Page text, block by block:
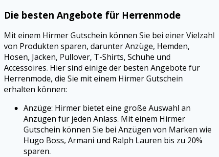
Die besten Angebote für Herrenmode
Mit einem Hirmer Gutschein können Sie bei einer Vielzahl
von Produkten sparen, darunter Anzüge, Hemden,
Hosen, Jacken, Pullover, T-Shirts, Schuhe und
Accessoires. Hier sind einige der besten Angebote für
Herrenmode, die Sie mit einem Hirmer Gutschein
erhalten können:
Anzüge: Hirmer bietet eine große Auswahl an
Anzügen für jeden Anlass. Mit einem Hirmer
Gutschein können Sie bei Anzügen von Marken wie
Hugo Boss, Armani und Ralph Lauren bis zu 20%
sparen.